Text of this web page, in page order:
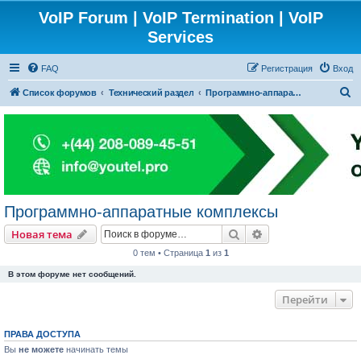
VoIP Forum | VoIP Termination | VoIP
Services
FAQ Вход
Регистрация
Список форумов Технический раздел Программно-аппаратные комплексы
с
к
Программно-аппаратные комплексы
Новая тема Поиск
0 тем • Страница 1 из 1
В этом форуме нет сообщений.
Перейти
ПРАВА ДОСТУПА
Вы не можете начинать темы